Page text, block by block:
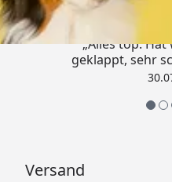
„Alles top.
geklappt, sehr
Versand